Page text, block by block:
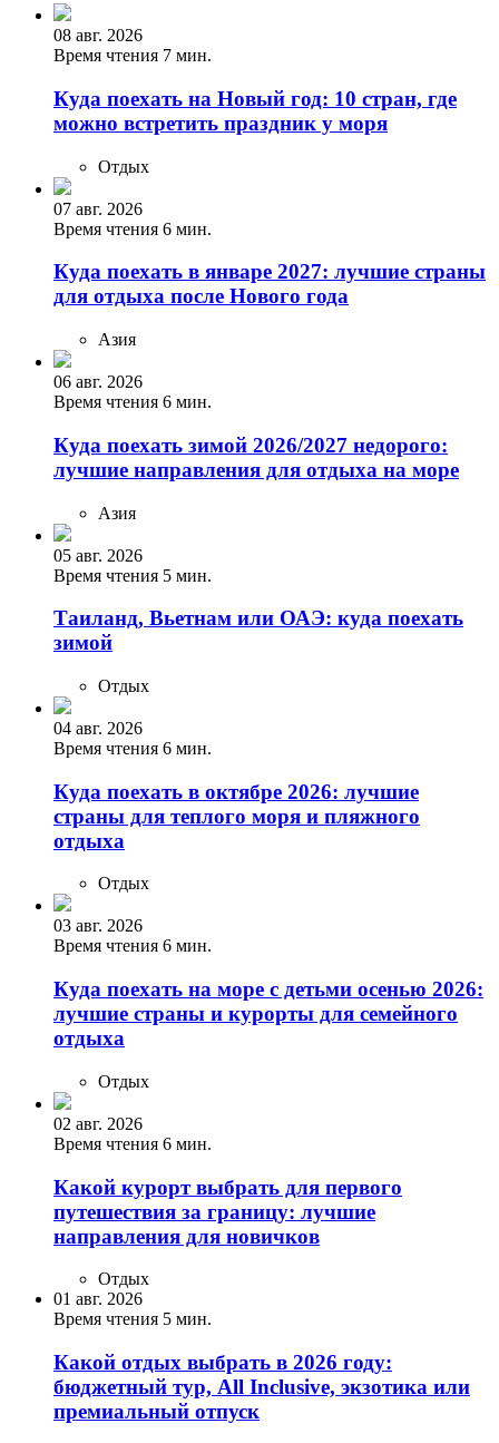
08 авг. 2026
Время чтения 7 мин.
Куда поехать на Новый год: 10 стран, где
можно встретить праздник у моря
Отдых
07 авг. 2026
Время чтения 6 мин.
Куда поехать в январе 2027: лучшие страны
для отдыха после Нового года
Азия
06 авг. 2026
Время чтения 6 мин.
Куда поехать зимой 2026/2027 недорого:
лучшие направления для отдыха на море
Азия
05 авг. 2026
Время чтения 5 мин.
Таиланд, Вьетнам или ОАЭ: куда поехать
зимой
Отдых
04 авг. 2026
Время чтения 6 мин.
Куда поехать в октябре 2026: лучшие
страны для теплого моря и пляжного
отдыха
Отдых
03 авг. 2026
Время чтения 6 мин.
Куда поехать на море с детьми осенью 2026:
лучшие страны и курорты для семейного
отдыха
Отдых
02 авг. 2026
Время чтения 6 мин.
Какой курорт выбрать для первого
путешествия за границу: лучшие
направления для новичков
Отдых
01 авг. 2026
Время чтения 5 мин.
Какой отдых выбрать в 2026 году:
бюджетный тур, All Inclusive, экзотика или
премиальный отпуск